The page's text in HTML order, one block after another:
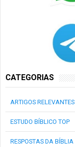
CATEGORIAS
ARTIGOS RELEVANTES
ESTUDO BÍBLICO TOP
RESPOSTAS DA BÍBLIA